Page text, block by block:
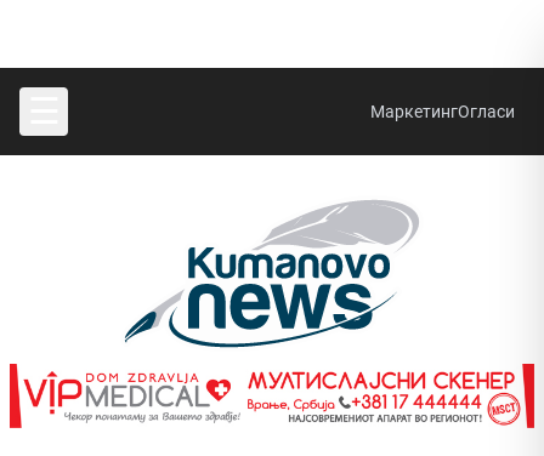
МаркетингОгласи